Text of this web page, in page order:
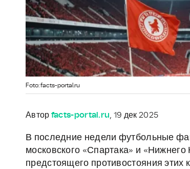
Foto: facts-portal.ru
Автор facts-portal.ru, 19 дек 2025
В последние недели футбольные
московского «Спартака» и
предстоящего противостояния этих